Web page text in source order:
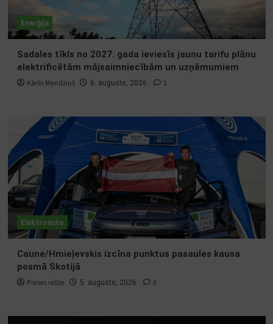
Enerģija
Sadales tīkls no 2027. gada ieviesīs jaunu tarifu plānu
elektrificētām mājsaimniecībām un uzņēmumiem
Kārlis Mendziņš 6. augusts, 2026. 1
Elektroauto
Caune/Hmieļevskis izcīna punktus pasaules kausa
posmā Skotijā
Preses relīze 5. augusts, 2026. 0